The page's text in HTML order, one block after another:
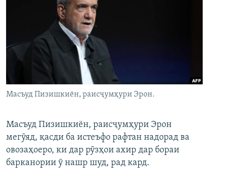
Масъуд Пизишкиён, раисҷумҳури Эрон.
Масъуд Пизишкиён, раисҷумҳури Эрон
мегӯяд, қасди ба истеъфо рафтан надорад ва
овозаҳоеро, ки дар рӯзҳои ахир дар бораи
барканории ӯ нашр шуд, рад кард.